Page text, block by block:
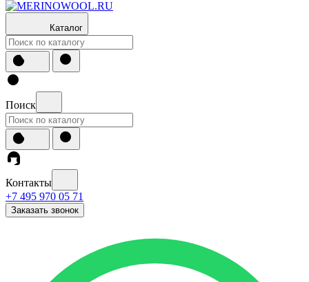
Каталог
Поиск
Контакты
+7 495 970 05 71
Заказать звонок